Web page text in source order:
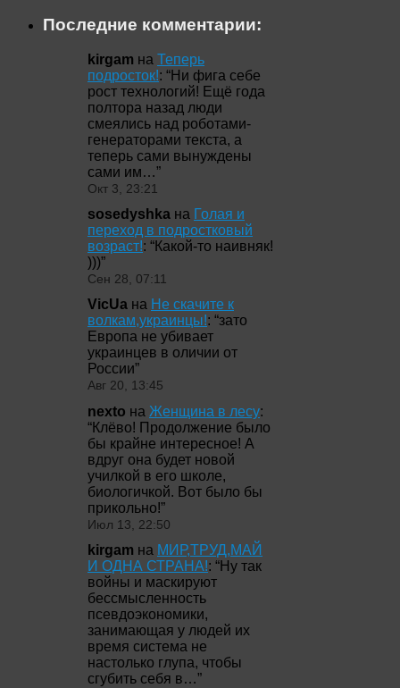
Последние комментарии:
kirgam на Теперь
подросток!: “Ни фига себе
рост технологий! Ещё года
полтора назад люди
смеялись над роботами-
генераторами текста, а
теперь сами вынуждены
сами им…”
Окт 3, 23:21
sosedyshka на Голая и
переход в подростковый
возраст!: “Какой-то наивняк!
)))”
Сен 28, 07:11
VicUa на Не скачите к
волкам,украинцы!: “зато
Европа не убивает
украинцев в оличии от
России”
Авг 20, 13:45
nexto на Женщина в лесу:
“Клёво! Продолжение было
бы крайне интересное! А
вдруг она будет новой
училкой в его школе,
биологичкой. Вот было бы
прикольно!”
Июл 13, 22:50
kirgam на МИР,ТРУД,МАЙ
И ОДНА СТРАНА!: “Ну так
войны и маскируют
бессмысленность
псевдоэкономики,
занимающая у людей их
время система не
настолько глупа, чтобы
сгубить себя в…”